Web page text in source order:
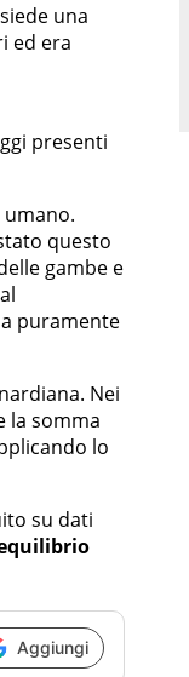
una
ed era
presenti
questo
gambe e
puramente
Nei
la somma
lo
su dati
Aggiungi